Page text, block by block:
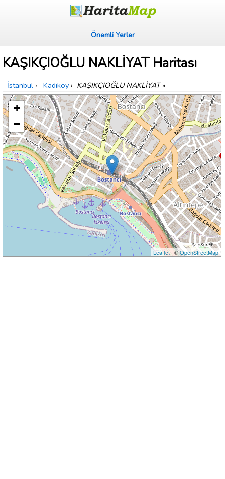
Önemli Yerler
KAŞIKÇIOĞLU NAKLİYAT Haritası
İstanbul › Kadıköy › KAŞIKÇIOĞLU NAKLİYAT»
+
−
Leaflet| ©OpenStreetMap